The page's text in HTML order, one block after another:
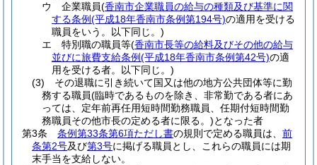
ウ
企業職員(香南市企業職員の給与の種類及び基準に関
する条例(平成18年香南市条例第194号)の適用を受ける
職員をいう。以下同じ。)
エ
特別職の職員等(香南市長等の給料及びその他の給与
並びに旅費支給条例(平成18年香南市条例第42号)の適
用を受ける者。以下同じ。)
(3)
その退職に引き続いて国又は他の地方公共団体等に勤
務する職員(臨時であるものを除き、非常勤である者にあ
っては、定年前再任用短時間勤務職員、任期付短時間勤
務職員その他市長の定める者に限る。)となった者
第3条
条例第33条第6項ただし書の規則で定める職員は、 前
条第2号及び第3号に掲げる職員とし、これらの職員には期
末手当を支給しない。